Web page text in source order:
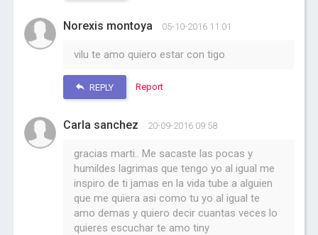
Norexis montoya 05-10-2016 11:01
vilu te amo quiero estar con tigo
REPLY Report
Carla sanchez 20-09-2016 09:58
gracias marti.. Me sacaste las pocas y
humildes lagrimas que tengo yo al igual me
inspiro de ti jamas en la vida tube a alguien
que me quiera asi como tu yo al igual te
amo demas y quiero decir cuantas veces lo
quieres escuchar te amo tiny